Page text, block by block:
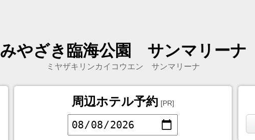
みやざき臨海公園 サンマリーナ
ミヤザキリンカイコウエン サンマリーナ
周辺ホテル予約 [PR]